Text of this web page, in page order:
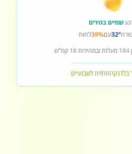
שמיים בהירים
32°עם39%לחות
184 מעלות ובמהירות18 קמ"ש
בלרנקהתחזית לשבועיים